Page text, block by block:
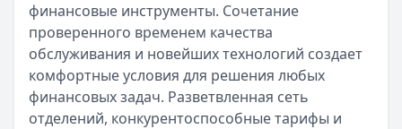
финансовые инструменты. Сочетание
проверенного временем качества
обслуживания и новейших технологий создает
комфортные условия для решения любых
финансовых задач. Разветвленная сеть
отделений, конкурентоспособные тарифы и